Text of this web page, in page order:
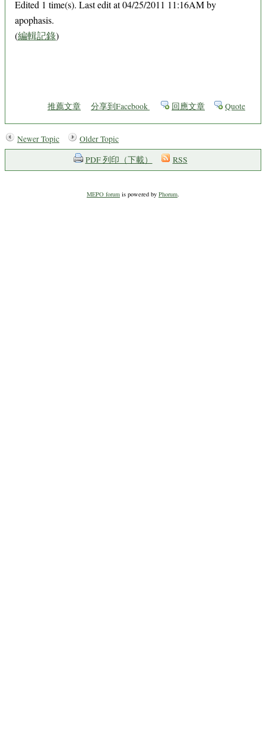
Edited 1 time(s). Last edit at 04/25/2011 11:16AM by
apophasis.
(編輯記錄)
推薦文章 分享到Facebook 回應文章 Quote
Newer Topic
Older Topic
PDF 列印（下載）
RSS
MEPO forum is powered by Phorum.